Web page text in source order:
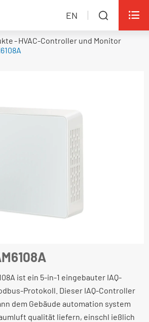
EN  
HVAC-Controller und Monitor
ist ein 5-in-1 eingebauter IAQ-
Protokoll. Dieser IAQ-Controller
dem Gebäude automation system
qualität liefern, einschl ießlich